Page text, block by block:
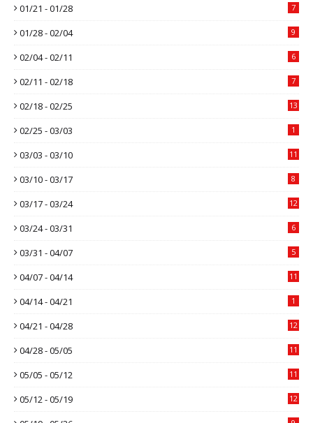
01/21 - 01/28 7
01/28 - 02/04 9
02/04 - 02/11 6
02/11 - 02/18 7
02/18 - 02/25 13
02/25 - 03/03 1
03/03 - 03/10 11
03/10 - 03/17 8
03/17 - 03/24 12
03/24 - 03/31 6
03/31 - 04/07 5
04/07 - 04/14 11
04/14 - 04/21 1
04/21 - 04/28 12
04/28 - 05/05 11
05/05 - 05/12 11
05/12 - 05/19 12